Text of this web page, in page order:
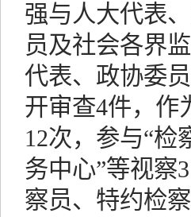
强与人大代表
员及社会各界
代表、政协委
开审查4件，作
12次，参与“检
务中心”等视察
察员、特约检